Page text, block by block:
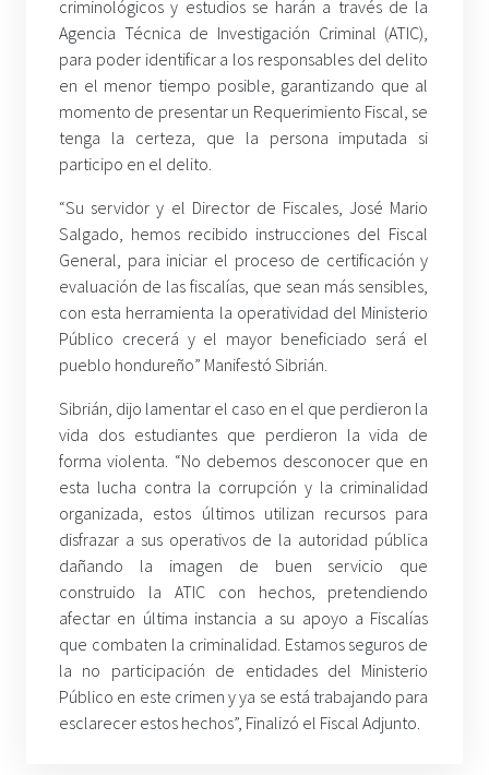
criminológicos y estudios se harán a través de la
Agencia Técnica de Investigación Criminal (ATIC),
para poder identificar a los responsables del delito
en el menor tiempo posible, garantizando que al
momento de presentar un Requerimiento Fiscal, se
tenga la certeza, que la persona imputada si
participo en el delito.
“Su servidor y el Director de Fiscales, José Mario
Salgado, hemos recibido instrucciones del Fiscal
General, para iniciar el proceso de certificación y
evaluación de las fiscalías, que sean más sensibles,
con esta herramienta la operatividad del Ministerio
Público crecerá y el mayor beneficiado será el
pueblo hondureño” Manifestó Sibrián.
Sibrián, dijo lamentar el caso en el que perdieron la
vida dos estudiantes que perdieron la vida de
forma violenta. “No debemos desconocer que en
esta lucha contra la corrupción y la criminalidad
organizada, estos últimos utilizan recursos para
disfrazar a sus operativos de la autoridad pública
dañando la imagen de buen servicio que
construido la ATIC con hechos, pretendiendo
afectar en última instancia a su apoyo a Fiscalías
que combaten la criminalidad. Estamos seguros de
la no participación de entidades del Ministerio
Público en este crimen y ya se está trabajando para
esclarecer estos hechos”, Finalizó el Fiscal Adjunto.